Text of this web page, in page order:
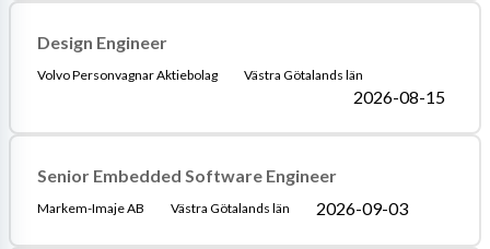
Design Engineer
Volvo Personvagnar Aktiebolag Västra Götalands län
2026-08-15
Senior Embedded Software Engineer
Markem-Imaje AB Västra Götalands län 2026-09-03